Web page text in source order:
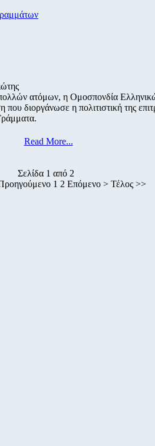
ατόμων, η Ομοσπονδία
διοργάνωσε η πολιτιστική της
Read More...
Σελίδα 1 από 2
1 2 Επόμενο > Τέλος >>